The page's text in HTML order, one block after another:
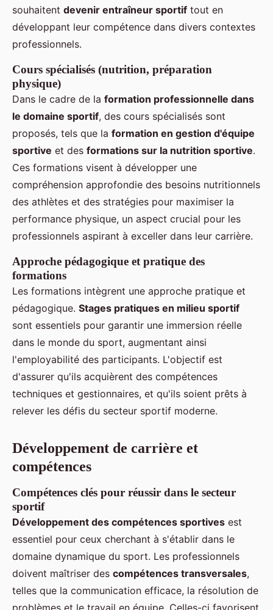
souhaitent devenir entraîneur sportif tout en
développant leur compétence dans divers contextes
professionnels.
Cours spécialisés (nutrition, préparation
physique)
Dans le cadre de la formation professionnelle dans
le domaine sportif, des cours spécialisés sont
proposés, tels que la formation en gestion d'équipe
sportive et des formations sur la nutrition sportive.
Ces formations visent à développer une
compréhension approfondie des besoins nutritionnels
des athlètes et des stratégies pour maximiser la
performance physique, un aspect crucial pour les
professionnels aspirant à exceller dans leur carrière.
Approche pédagogique et pratique des
formations
Les formations intègrent une approche pratique et
pédagogique. Stages pratiques en milieu sportif
sont essentiels pour garantir une immersion réelle
dans le monde du sport, augmentant ainsi
l'employabilité des participants. L'objectif est
d'assurer qu'ils acquièrent des compétences
techniques et gestionnaires, et qu'ils soient prêts à
relever les défis du secteur sportif moderne.
Développement de carrière et
compétences
Compétences clés pour réussir dans le secteur
sportif
Développement des compétences sportives est
essentiel pour ceux cherchant à s'établir dans le
domaine dynamique du sport. Les professionnels
doivent maîtriser des compétences transversales,
telles que la communication efficace, la résolution de